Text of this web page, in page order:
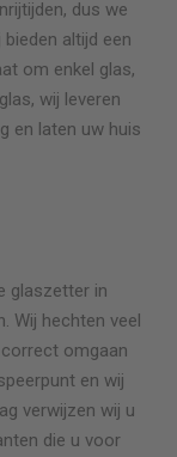
dus we
altijd een
om enkel glas,
wij leveren
en laten uw huis
glaszetter in
Wij hechten veel
omgaan
en wij
verwijzen wij u
die u voor